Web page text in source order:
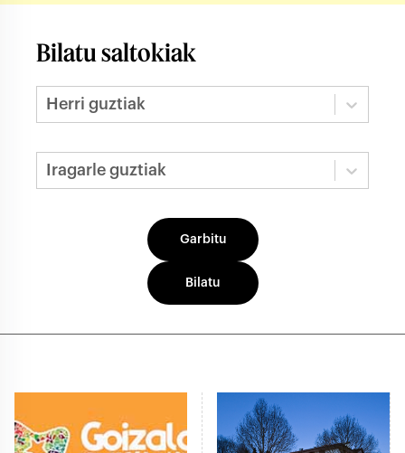
Bilatu saltokiak
Herri guztiak
Iragarle guztiak
Garbitu
Bilatu